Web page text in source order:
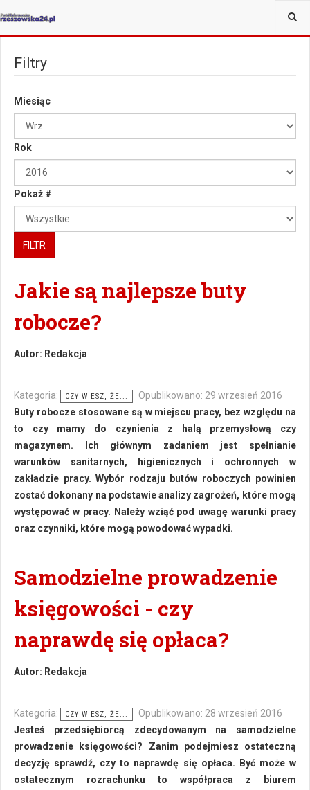
JESTEŚ TUTAJ:
Filtry
Miesiąc
Rok
Pokaż #
FILTR
Jakie są najlepsze buty
robocze?
Autor: Redakcja
Kategoria: CZY WIESZ, ŻE...
Opublikowano: 29 wrzesień 2016
Buty robocze stosowane są w miejscu pracy, bez względu na
to czy mamy do czynienia z halą przemysłową czy
magazynem. Ich głównym zadaniem jest spełnianie
warunków sanitarnych, higienicznych i ochronnych w
zakładzie pracy. Wybór rodzaju butów roboczych powinien
zostać dokonany na podstawie analizy zagrożeń, które mogą
występować w pracy. Należy wziąć pod uwagę warunki pracy
oraz czynniki, które mogą powodować wypadki.
Samodzielne prowadzenie
księgowości - czy
naprawdę się opłaca?
Autor: Redakcja
Kategoria: CZY WIESZ, ŻE...
Opublikowano: 28 wrzesień 2016
Jesteś przedsiębiorcą zdecydowanym na samodzielne
prowadzenie księgowości? Zanim podejmiesz ostateczną
decyzję sprawdź, czy to naprawdę się opłaca. Być może w
ostatecznym rozrachunku to współpraca z biurem